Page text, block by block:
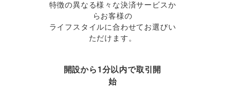
特徴の異なる様々な決済サービスか
らお客様の
ライフスタイルに合わせてお選びい
ただけます。
開設から1分以内で取引開
始